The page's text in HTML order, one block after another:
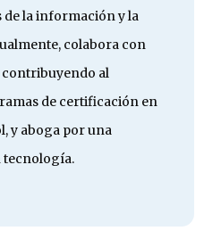
la información y la
colabora con
contribuyendo al
de certificación en
y aboga por una
tecnología.